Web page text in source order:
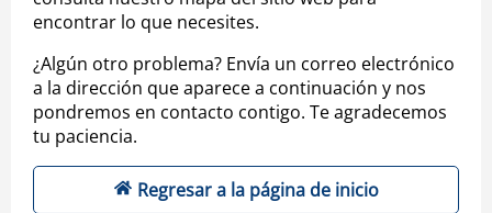
encontrar lo que necesites.
¿Algún otro problema? Envía un correo electrónico
a la dirección que aparece a continuación y nos
pondremos en contacto contigo. Te agradecemos
tu paciencia.
Regresar a la página de inicio